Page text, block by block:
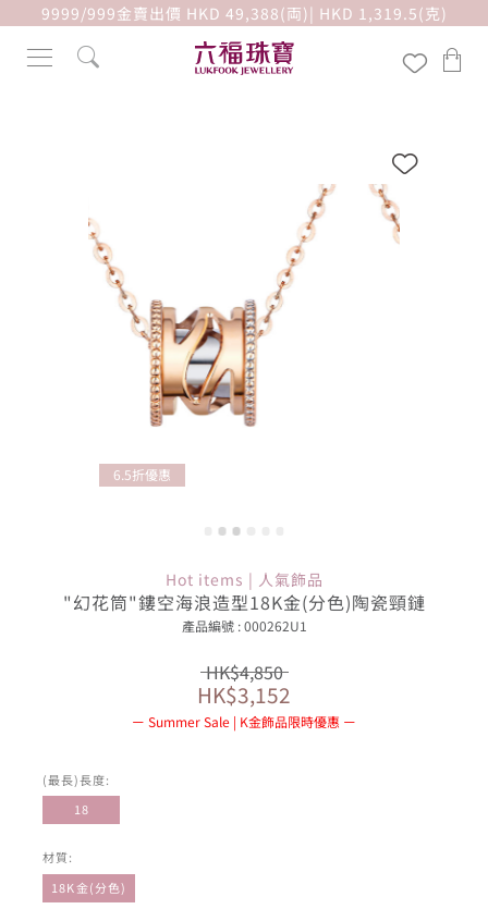
9999/999金賣出價 HKD 49,388(両)| HKD 1,319.5(克)
6.5折優惠
Hot items | 人氣飾品
"幻花筒"鏤空海浪造型18K金(分色)陶瓷頸鏈
產品編號 : 000262U1
HK$4,850
HK$3,152
Summer Sale | K金飾品限時優惠
(最長)長度:
18
材質:
18K金(分色)